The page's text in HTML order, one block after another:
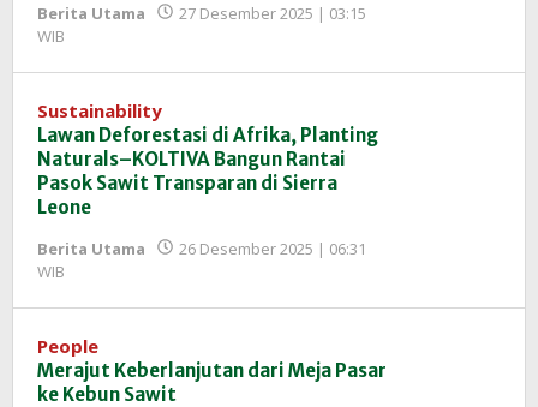
Berita Utama
27 Desember 2025 | 03:15
WIB
InfoSAWIT
Sustainability
Lawan Deforestasi di Afrika, Planting
Naturals–KOLTIVA Bangun Rantai
Pasok Sawit Transparan di Sierra
Leone
Berita Utama
26 Desember 2025 | 06:31
WIB
InfoSAWIT
People
Merajut Keberlanjutan dari Meja Pasar
ke Kebun Sawit